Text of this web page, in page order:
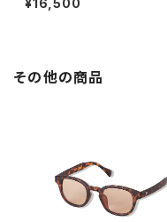
¥16,500
その他の商品